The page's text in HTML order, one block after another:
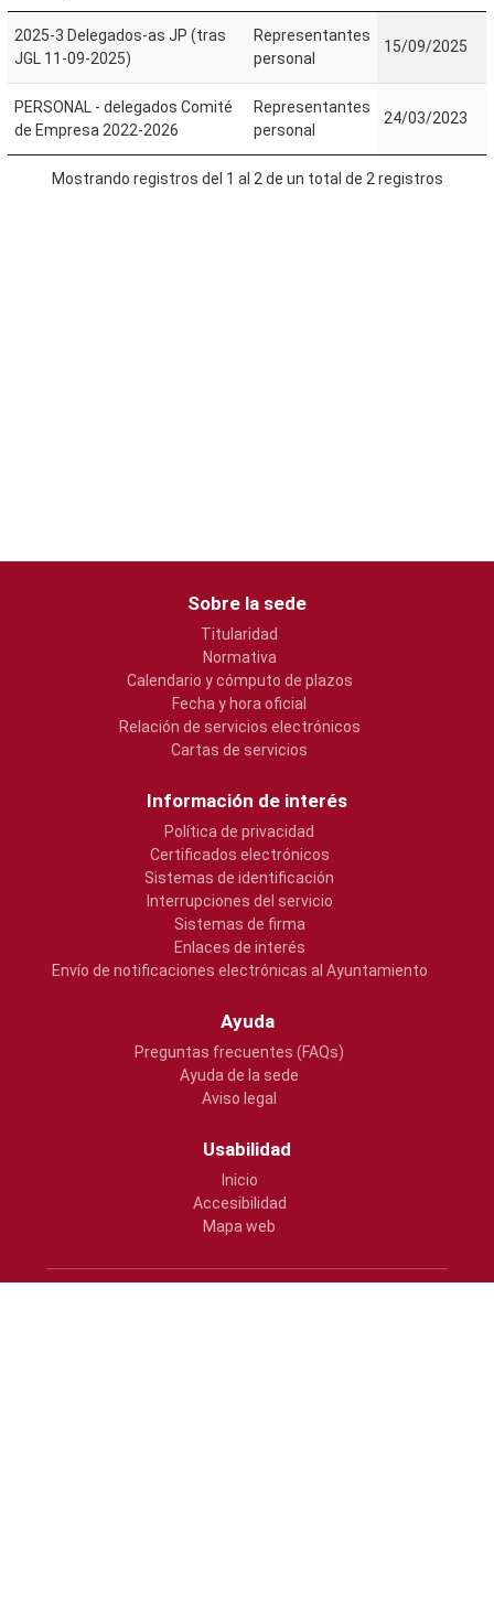
2025-3 Delegados-as JP (tras
JGL 11-09-2025)
Representantes
personal
15/09/2025
PERSONAL - delegados Comité
de Empresa 2022-2026
Representantes
personal
24/03/2023
Mostrando registros del 1 al 2 de un total de 2 registros
Sobre la sede
Titularidad
Normativa
Calendario y cómputo de plazos
Fecha y hora oficial
Relación de servicios electrónicos
Cartas de servicios
Información de interés
Política de privacidad
Certificados electrónicos
Sistemas de identificación
Interrupciones del servicio
Sistemas de firma
Enlaces de interés
Envío de notificaciones electrónicas al Ayuntamiento
Ayuda
Preguntas frecuentes (FAQs)
Ayuda de la sede
Aviso legal
Usabilidad
Inicio
Accesibilidad
Mapa web